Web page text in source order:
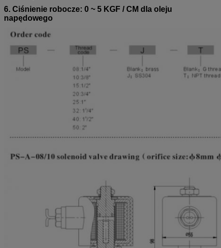
6. Ciśnienie robocze: 0 ~ 5 KGF / CM dla oleju
napędowego